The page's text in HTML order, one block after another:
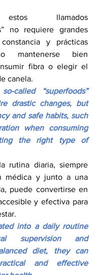
estos llamados
no requiere grandes
y prácticas
mantenerse bien
fibra o elegir el
canela.
called “superfoods”
drastic changes, but
and safe habits, such
when consuming
the right type of
rutina diaria, siempre
médica y junto a una
puede convertirse en
y efectiva para
into a daily routine
supervision and
diet, they can
and effective